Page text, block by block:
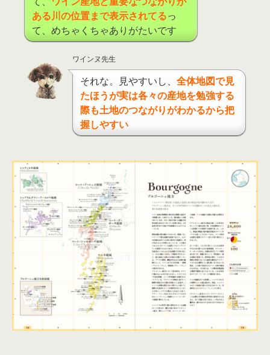
ある川の位置まで表示されてるっ
て、めちゃくちゃありがたいです
ワインヌ先生
それな。見やすいし、 全体地図で見
たほうが実は各々の産地を勉強する
際も土地のつながりがわかるから把
握しやすい